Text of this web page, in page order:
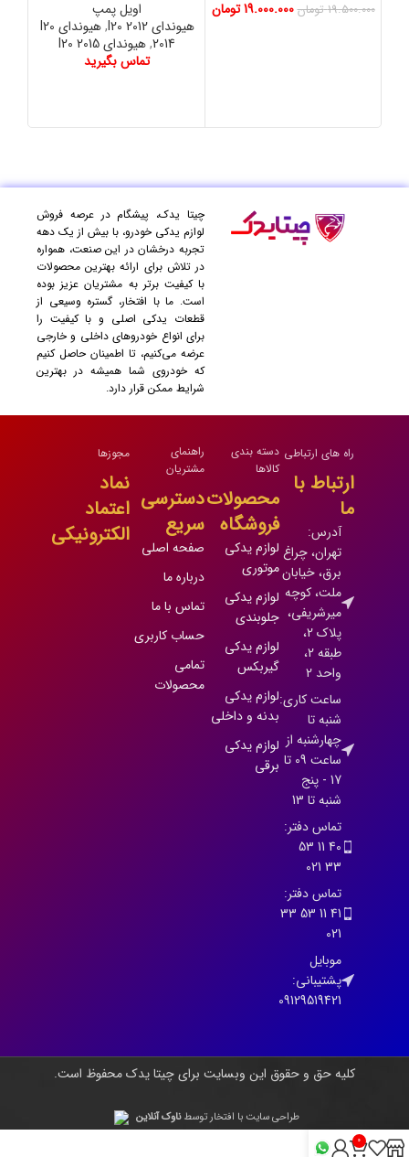
19.500.000 تومان 19.000.000 تومان
اویل پمپ
هیوندای I20 2012
,
هیوندای I20
2014
,هیوندای I20 2015
تماس بگیرید
چیتا یدک، پیشگام در عرصه فروش
لوازم یدکی خودرو، با بیش از یک دهه
تجربه درخشان در این صنعت، همواره
در تلاش برای ارائه بهترین محصولات
با کیفیت برتر به مشتریان عزیز بوده
است. ما با افتخار، گستره وسیعی از
قطعات یدکی اصلی و با کیفیت را
برای انواع خودروهای داخلی و خارجی
عرضه می‌کنیم، تا اطمینان حاصل کنیم
که خودروی شما همیشه در بهترین
شرایط ممکن قرار دارد.
راه های ارتباطی
ارتباط با
ما
آدرس:
تهران، چراغ
برق، خیابان
ملت، کوچه
میرشریفی،
پلاک 2،
طبقه 2،
واحد 2
ساعت کاری:
شنبه تا
چهارشنبه از
ساعت 09 تا
17 - پنج
شنبه تا 13
تماس دفتر:
40 11 53
33 021
تماس دفتر:
41 11 53 33
021
موبایل
پشتیبانی:
09129519421
دسته بندی
کالاها
محصولات
فروشگاه
لوازم یدکی
موتوری
لوازم یدکی
جلوبندی
لوازم یدکی
گیربکس
لوازم یدکی
بدنه و داخلی
لوازم یدکی
برقی
راهنمای
مشتریان
دسترسی
سریع
صفحه اصلی
درباره ما
تماس با ما
حساب کاربری
تمامی
محصولات
مجوزها
نماد
اعتماد
الکترونیکی
کلیه حق و حقوق این وبسایت برای چیتا یدک محفوظ است.
طراحی سایت با افتخار توسطناوک آنلاین
0